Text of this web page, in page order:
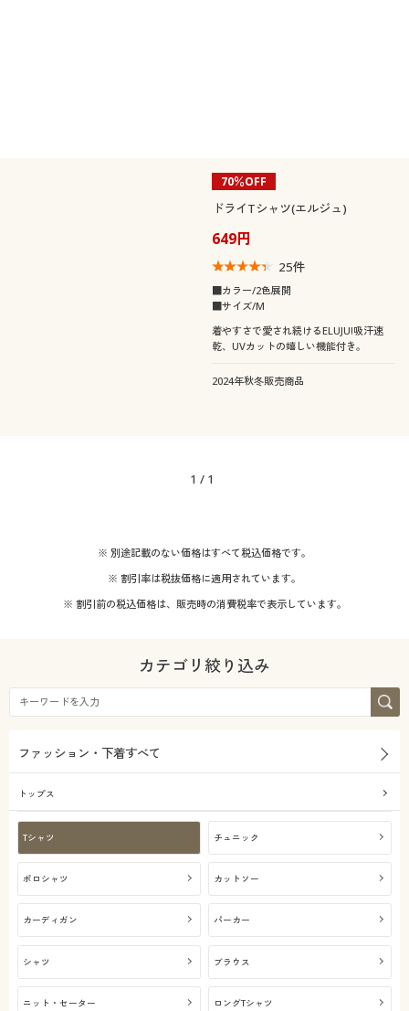
70％OFF
ドライTシャツ(エルジュ)
649円
25件
■カラー/2色展開
■サイズ/M
着やすさで愛され続けるELUJU!吸汗速
乾、UVカットの嬉しい機能付き。
2024年秋冬販売商品
1 / 1
※ 別途記載のない価格はすべて税込価格です。
※ 割引率は税抜価格に適用されています。
※ 割引前の税込価格は、販売時の消費税率で表示しています。
カテゴリ絞り込み
ファッション・下着すべて
トップス
Tシャツ チュニック
ポロシャツ カットソー
カーディガン パーカー
シャツ ブラウス
ニット・セーター ロングTシャツ